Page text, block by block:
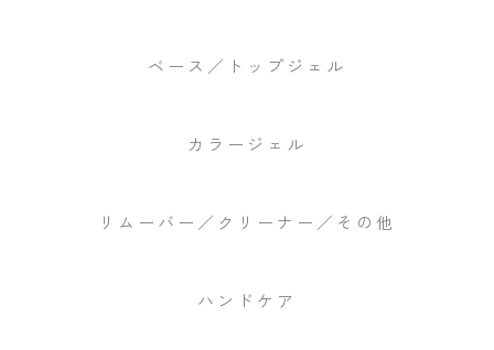
ベース／トップジェル
カラージェル
リムーバー／クリーナー／その他
ハンドケア